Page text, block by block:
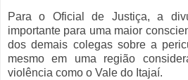
Para o Oficial de Justiça, a
importante para uma maior
dos demais colegas sobre a
mesmo em uma região
violência como o Vale do Itajaí.